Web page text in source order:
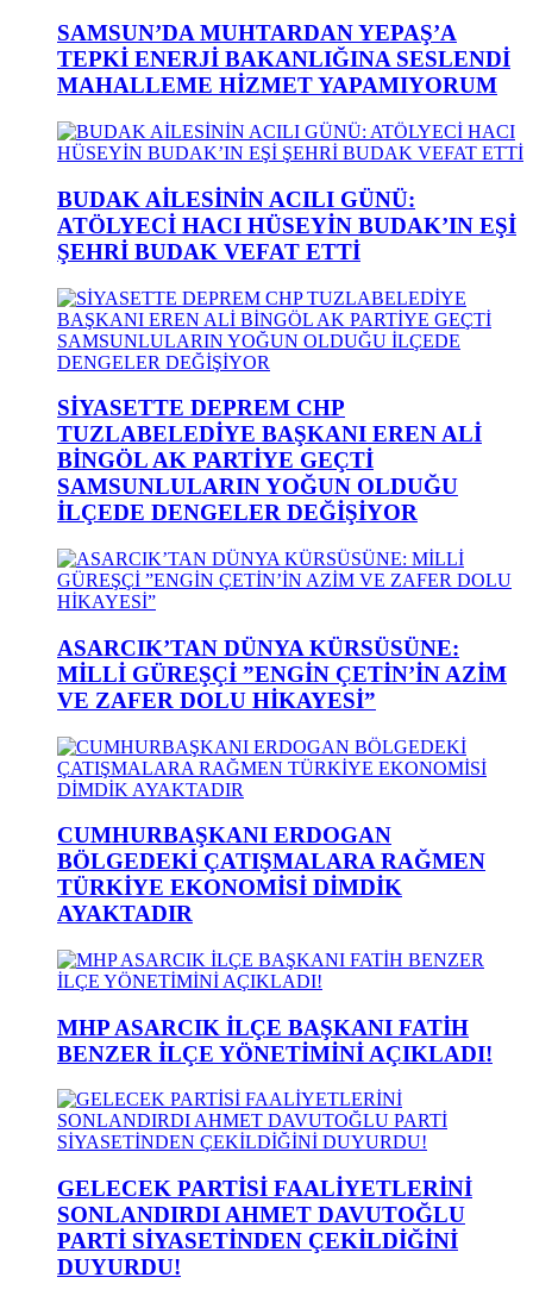
SAMSUN’DA MUHTARDAN YEPAŞ’A
TEPKİ ENERJİ BAKANLIĞINA SESLENDİ
MAHALLEME HİZMET YAPAMIYORUM
BUDAK AİLESİNİN ACILI GÜNÜ:
ATÖLYECİ HACI HÜSEYİN BUDAK’IN EŞİ
ŞEHRİ BUDAK VEFAT ETTİ
SİYASETTE DEPREM CHP
TUZLABELEDİYE BAŞKANI EREN ALİ
BİNGÖL AK PARTİYE GEÇTİ
SAMSUNLULARIN YOĞUN OLDUĞU
İLÇEDE DENGELER DEĞİŞİYOR
ASARCIK’TAN DÜNYA KÜRSÜSÜNE:
MİLLİ GÜREŞÇİ ”ENGİN ÇETİN’İN AZİM
VE ZAFER DOLU HİKAYESİ”
CUMHURBAŞKANI ERDOGAN
BÖLGEDEKİ ÇATIŞMALARA RAĞMEN
TÜRKİYE EKONOMİSİ DİMDİK
AYAKTADIR
MHP ASARCIK İLÇE BAŞKANI FATİH
BENZER İLÇE YÖNETİMİNİ AÇIKLADI!
GELECEK PARTİSİ FAALİYETLERİNİ
SONLANDIRDI AHMET DAVUTOĞLU
PARTİ SİYASETİNDEN ÇEKİLDİĞİNİ
DUYURDU!